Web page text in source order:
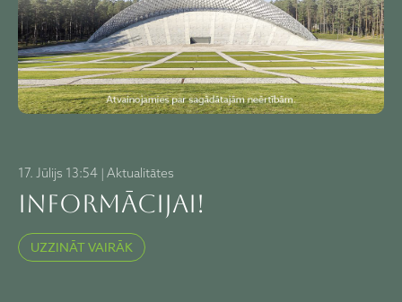
17. Jūlijs 13:54 | Aktualitātes
Informācijai!
UZZINĀT VAIRĀK